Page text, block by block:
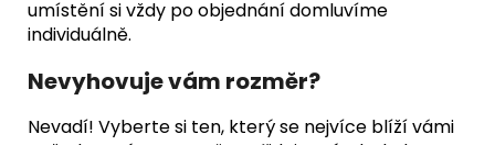
umístění si vždy po objednání domluvíme
individuálně.
Nevyhovuje vám rozměr?
Nevadí! Vyberte si ten, který se nejvíce blíží vámi